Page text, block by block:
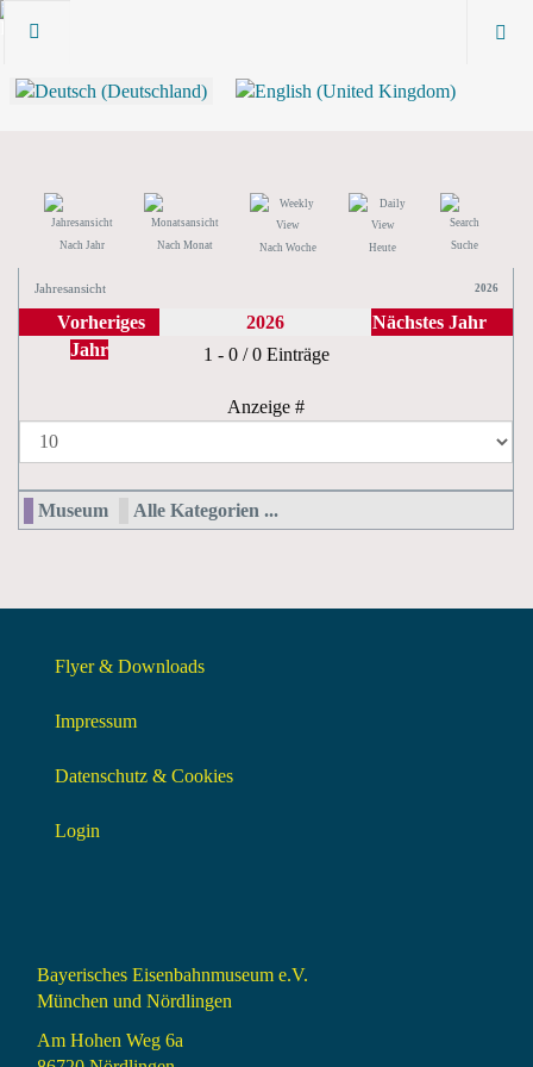
Nach Jahr Nach Monat Nach Woche Heute Suche
Jahresansicht 2026
Vorheriges
Jahr
2026
Nächstes Jahr
Limite der Paginierungsliste
1 - 0 / 0 Einträge
Anzeige #
Museum Alle Kategorien ...
Flyer & Downloads
Impressum
Datenschutz & Cookies
Login
Bayerisches Eisenbahnmuseum e.V.
München und Nördlingen
Am Hohen Weg 6a